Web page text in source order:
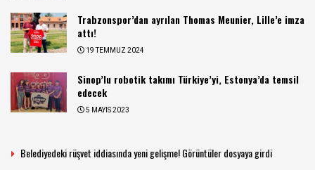
Trabzonspor’dan ayrılan Thomas Meunier, Lille’e imza
attı!
19 TEMMUZ 2024
Sinop’lu robotik takımı Türkiye’yi, Estonya’da temsil
edecek
5 MAYIS 2023
Belediyedeki rüşvet iddiasında yeni gelişme! Görüntüler dosyaya girdi